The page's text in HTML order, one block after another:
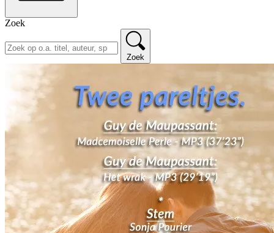
Zoek
Zoek